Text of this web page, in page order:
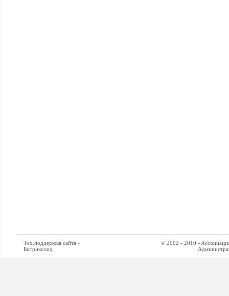
Тех.поддержка сайта -
Битриксоид
© 2002 - 2010 «Ассоциация